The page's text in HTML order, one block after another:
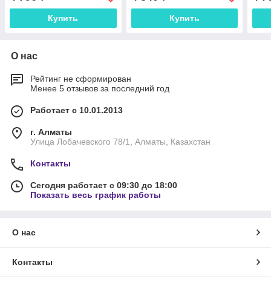
Купить Купить
О нас
Рейтинг не сформирован
Менее 5 отзывов за последний год
Работает с 10.01.2013
г. Алматы
Улица Лобачевского 78/1, Алматы, Казахстан
Контакты
Сегодня работает с 09:30 до 18:00
Показать весь график работы
О нас
Контакты